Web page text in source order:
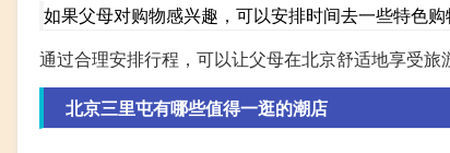
如果父母对购物感兴趣，可以安排时间去一些特色购
通过合理安排行程，可以让父母在北京舒适地享受旅
北京三里屯有哪些值得一逛的潮店